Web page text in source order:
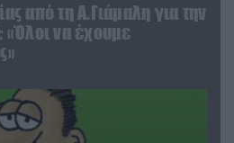
από τη Α.Γιάμαλη για την
«Όλοι να έχουμε